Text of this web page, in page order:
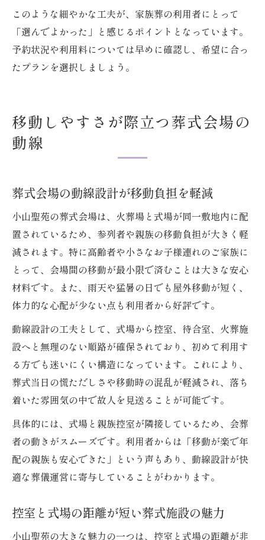
このような細やかな工夫が、家族葬の利用者にとって
「選んでよかった」と感じるポイントとなっています。
予約状況や利用料については早めに確認し、希望に合っ
たプランを選択しましょう。
移動しやすさが際立つ葬式会場の
動線
葬式会場の動線設計が移動負担を軽減
小山聖苑の葬式会場は、火葬場と式場が同一敷地内に配
置されているため、参列者や親族の移動負担が大きく軽
減されます。特に高齢者や小さなお子様連れのご家族に
とって、会場間の移動が最小限で済むことは大きな安心
材料です。また、雨天や猛暑の日でも屋外移動が短く、
体力的な心配が少ない点も利用者から好評です。
動線設計の工夫として、式場から控室、待合室、火葬施
設へと無理のない順路が確保されており、初めて利用す
る方でも迷いにくい構造になっています。これにより、
葬式当日の慌ただしさや移動時の混乱が軽減され、落ち
着いた雰囲気の中で故人を見送ることが可能です。
具体的には、式場と親族控室が隣接しているため、会葬
者の動きがスムーズです。利用者からは「移動が楽で年
配の親族も安心できた」という声もあり、動線設計が快
適な葬儀運営に寄与していることがわかります。
控室と式場の距離が短い葬式施設の魅力
小山聖苑の大きな魅力の一つは、控室と式場の距離が非